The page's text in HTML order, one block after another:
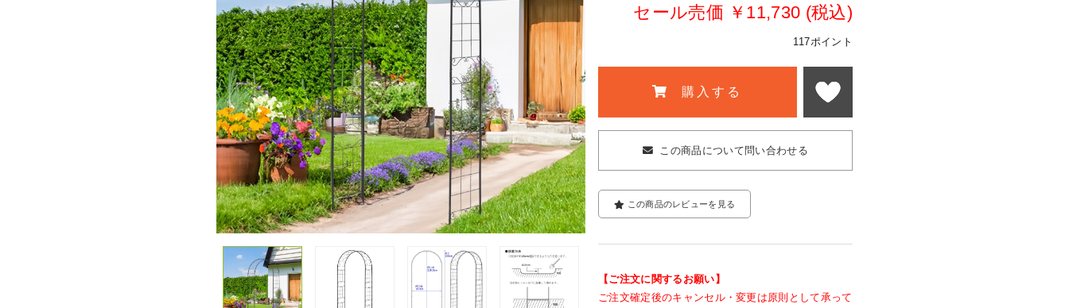
セール売価 ￥11,730 (税込)
117ポイント
購入する
この商品について問い合わせる
この商品のレビューを見る
【ご注文に関するお願い】
ご注文確定後のキャンセル・変更は原則として承って